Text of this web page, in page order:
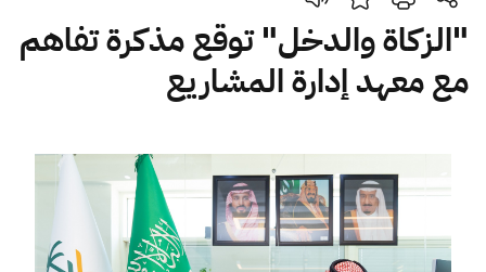
بحث بحث AI
اقتراحات
الزكاة الجمارك
ضريبة القيمة المضافة
الإقرار الضريبي
التصرفات العقارية
"الزكاة والدخل" توقع مذكرة تفاهم
مع معهد إدارة المشاريع